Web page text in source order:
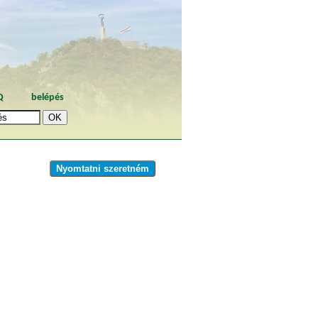
belépés
Nyomtatni szeretném